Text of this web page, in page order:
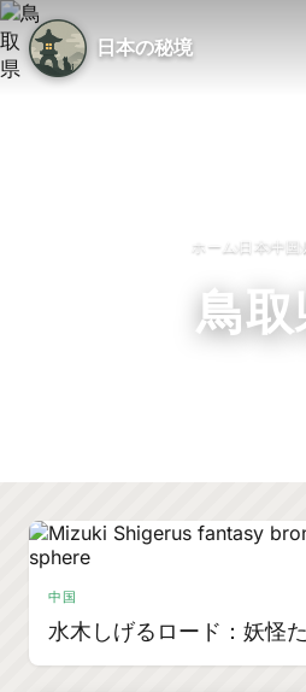
日本の秘境
ホーム› 日本›中国 ›
鳥取
中国
水木しげるロード：妖怪